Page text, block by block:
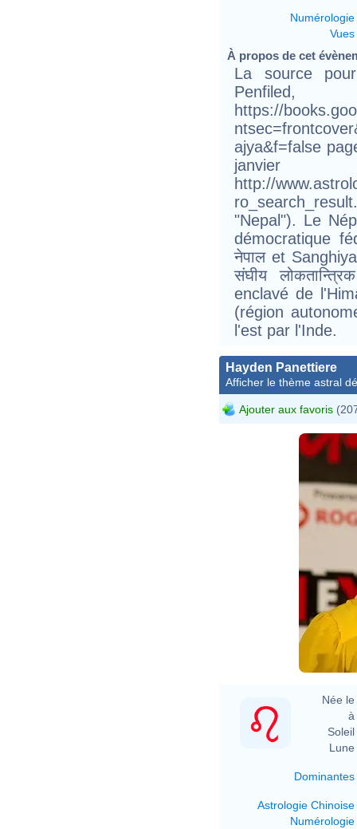
Numérologie
Vues
À propos de cet
La source
https://
ajya&f=false
http://
"Nepal"). Le
démocratique
नेपाल et
संघीय
enclavé de
(région
l'est par l'Inde.
Hayden Panettiere
Afficher le thème astral
Ajouter aux favoris
Née le
à
Soleil
Lune
Dominantes
Astrologie Chinoise
Numérologie